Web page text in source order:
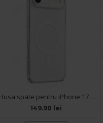
Husa spate pentru iPhone 17 Air Berlia Starry Magsafe - Transparent
149.90 lei